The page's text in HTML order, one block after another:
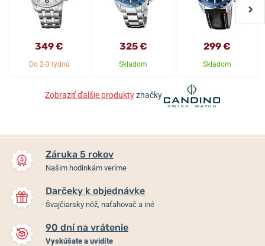
349 €
Do 2-3 týdnů
325 €
Skladom
299 €
Skladom
Zobraziť ďalšie produktyznačky
Záruka 5 rokov
Našim hodinkám veríme
Darčeky k objednávke
Švajčiarsky nôž, naťahovač a iné
90 dní na vrátenie
Vyskúšate a uvidíte